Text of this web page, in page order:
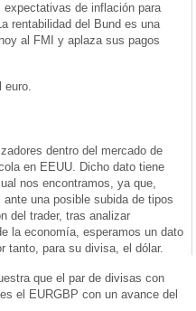
de inflación para
rentabilidad del Bund es una
al FMI y aplaza sus pagos
euro.
dentro del mercado de
en EEUU. Dicho dato tiene
nos encontramos, ya que,
una posible subida de tipos
del trader, tras analizar
la economía, esperamos un dato
tanto, para su divisa, el dólar.
que el par de divisas con
el EURGBP con un avance del